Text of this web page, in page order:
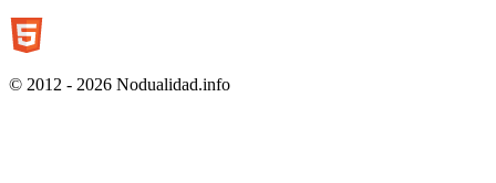
© 2012 - 2026 Nodualidad.info